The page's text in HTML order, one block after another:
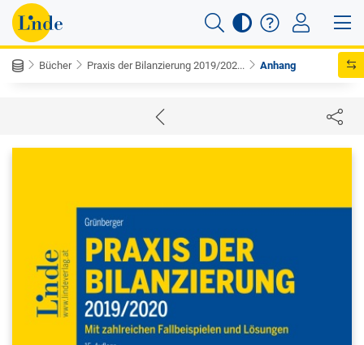
Bücher Praxis der Bilanzierung 2019/202... Anhang